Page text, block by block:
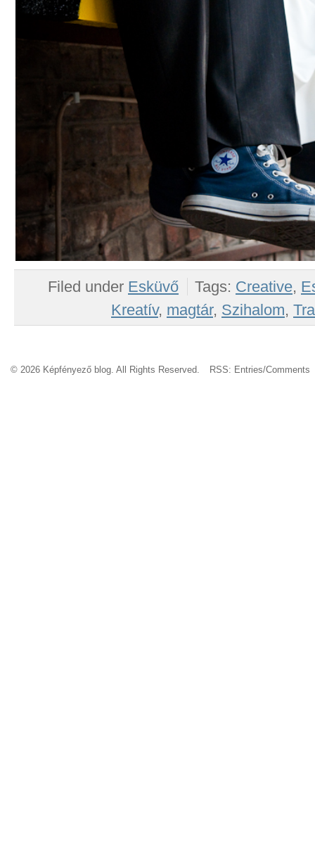
Filed under Esküvő Tags: Creative,
Kreatív, magtár, Szihalom,
© 2026 Képfényező blog. All Rights Reserved. RSS: Entries/Comments